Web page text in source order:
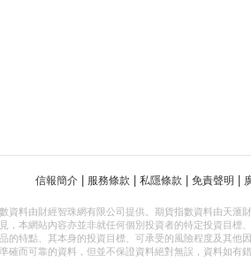
信報簡介 服務條款 私隱條款 免責聲明
資料由財經智珠網有限公司提供。期貨指數資料由天滙
，本網站內容亦並非就任何個別投資者的特定投資目標
的特點、其本身的投資目標、可承受的風險程度及其
準確而可靠的資料，但並不保證資料絕對無誤，資料如有